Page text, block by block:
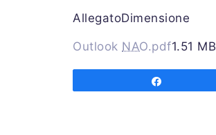
AllegatoDimensione
Outlook NAO.pdf1.51 MB